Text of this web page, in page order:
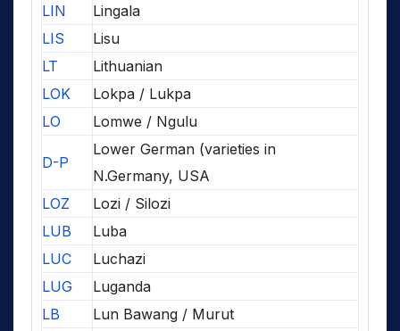
LIN
Lingala
LIS
Lisu
LT
Lithuanian
LOK
Lokpa / Lukpa
LO
Lomwe / Ngulu
D-P
Lower German (varieties in
N.Germany, USA
LOZ
Lozi / Silozi
LUB
Luba
LUC
Luchazi
LUG
Luganda
LB
Lun Bawang / Murut